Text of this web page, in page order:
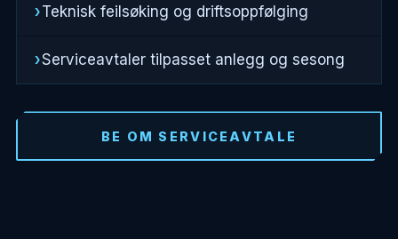
Teknisk feilsøking og driftsoppfølging
Serviceavtaler tilpasset anlegg og sesong
BE OM SERVICEAVTALE